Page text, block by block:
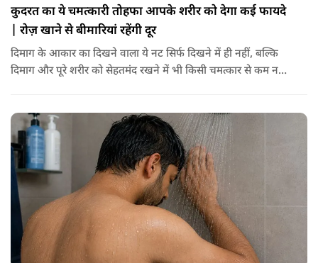
कुदरत का ये चमत्कारी तोहफा आपके शरीर को देगा कई फायदे
| रोज़ खाने से बीमारियां रहेंगी दूर
दिमाग के आकार का दिखने वाला ये नट सिर्फ दिखने में ही नहीं, बल्कि
दिमाग और पूरे शरीर को सेहतमंद रखने में भी किसी चमत्कार से कम नहीं
मिनरल्स जो सेहत के लिए वरदान साबित होते हैं। आइए विस्तार से जानते
हैं कि अखरोट खाना सेहत के लिए क्यों है ज़रूरी।